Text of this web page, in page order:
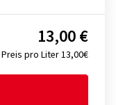
Preis pro Liter 13,00€
13,00 €